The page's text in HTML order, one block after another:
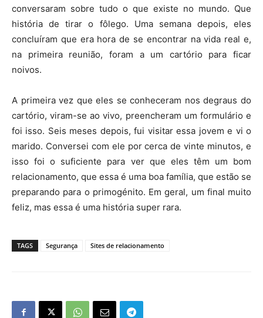
conversaram sobre tudo o que existe no mundo. Que
história de tirar o fôlego. Uma semana depois, eles
concluíram que era hora de se encontrar na vida real e,
na primeira reunião, foram a um cartório para ficar
noivos.
A primeira vez que eles se conheceram nos degraus do
cartório, viram-se ao vivo, preencheram um formulário e
foi isso. Seis meses depois, fui visitar essa jovem e vi o
marido. Conversei com ele por cerca de vinte minutos, e
isso foi o suficiente para ver que eles têm um bom
relacionamento, que essa é uma boa família, que estão se
preparando para o primogénito. Em geral, um final muito
feliz, mas essa é uma história super rara.
TAGS Segurança Sites de relacionamento